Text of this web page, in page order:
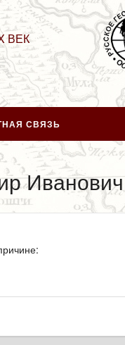
ВЕК
СВЯЗЬ
Иванович